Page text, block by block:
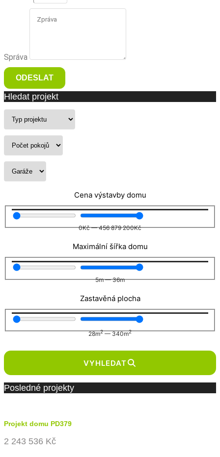
Správa
ODESLAT
Hledat projekt
Cena výstavby domu
0Kč—456 879 200Kč
Maximální šířka domu
5m—36m
Zastavěná plocha
28m2—340m2
VYHLEDAT
Posledné projekty
Projekt domu PD379
2 243 536 Kč